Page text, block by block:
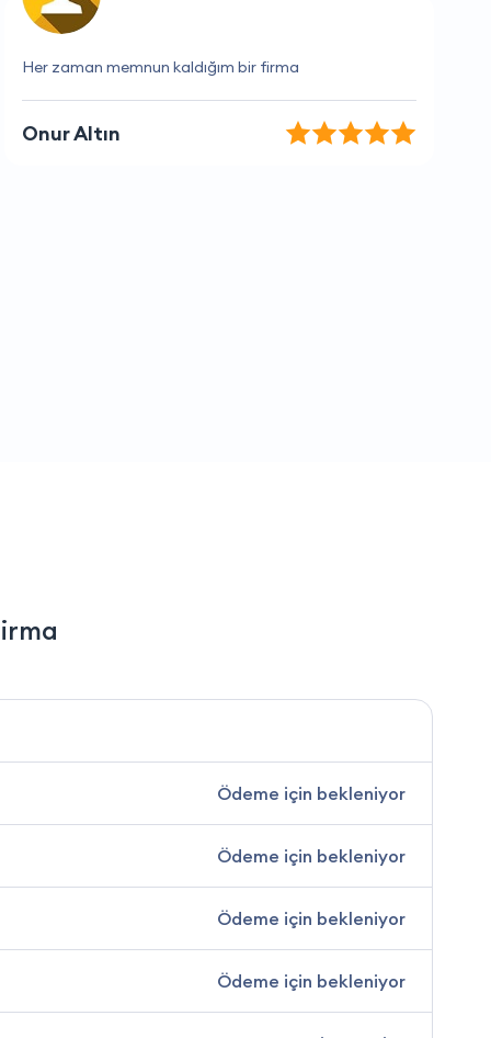
Müşteri hizmetlerinden çok memnunum
Emir Can
Ödeme için bekleniyor
Ödeme için bekleniyor
Ödeme için bekleniyor
Ödeme için bekleniyor